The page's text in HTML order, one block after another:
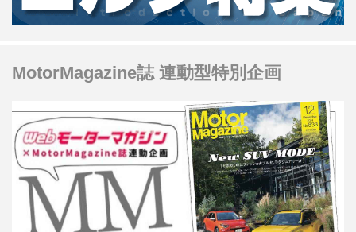
MotorMagazine誌 連動型特別企画